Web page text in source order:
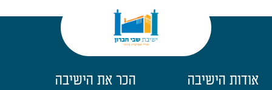
אודות הישיבה הכר את הישיבה